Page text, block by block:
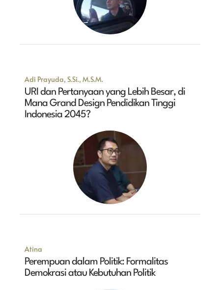
Adi Prayuda, S.Si., M.S.M.
URI dan Pertanyaan yang Lebih Besar, di
Mana Grand Design Pendidikan Tinggi
Indonesia 2045?
Atina
Perempuan dalam Politik: Formalitas
Demokrasi atau Kebutuhan Politik